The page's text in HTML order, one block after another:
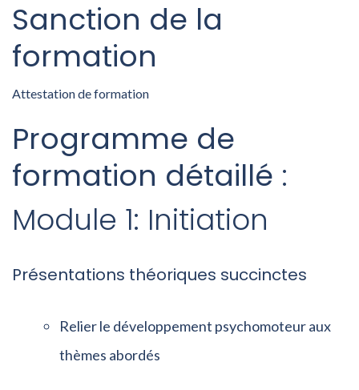
Sanction de la
formation
Attestation de formation
Programme de
formation détaillé :
Module 1: Initiation
Présentations théoriques succinctes
Relier le développement psychomoteur aux
thèmes abordés